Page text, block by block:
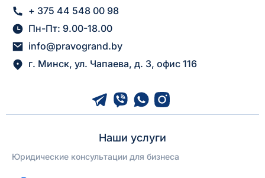
+ 375 44 548 00 98
Пн-Пт: 9.00-18.00
info@pravogrand.by
г. Минск, ул. Чапаева, д. 3, офис 116
Наши услуги
Юридические консультации для бизнеса